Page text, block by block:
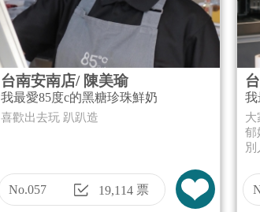
台南安南店/ 陳美瑜
我最愛85度c的黑糖珍珠鮮奶
喜歡出去玩 趴趴造
No.057 19,114票
我
大
郁